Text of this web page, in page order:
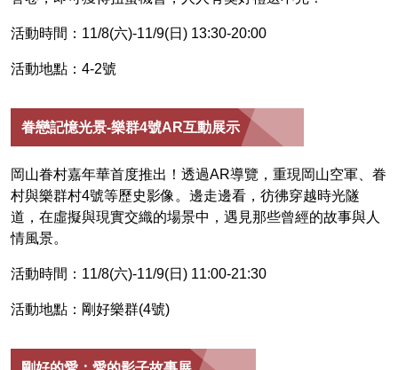
活動時間：11/8(六)-11/9(日) 13:30-20:00
活動地點：4-2號
眷戀記憶光景-樂群4號AR互動展示
岡山眷村嘉年華首度推出！透過AR導覽，重現岡山空軍、眷
村與樂群村4號等歷史影像。邊走邊看，彷彿穿越時光隧
道，在虛擬與現實交織的場景中，遇見那些曾經的故事與人
情風景。
活動時間：11/8(六)-11/9(日) 11:00-21:30
活動地點：剛好樂群(4號)